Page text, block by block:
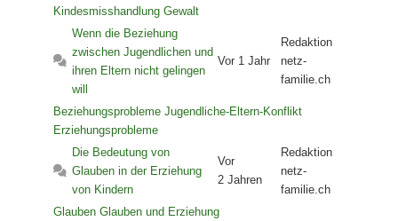
Kindesmisshandlung Gewalt
Wenn die Beziehung
zwischen Jugendlichen und
ihren Eltern nicht gelingen
will
Vor 1 Jahr
Redaktion
netz-
familie.ch
Beziehungsprobleme Jugendliche-Eltern-Konflikt
Erziehungsprobleme
Die Bedeutung von
Glauben in der Erziehung
von Kindern
Vor
2 Jahren
Redaktion
netz-
familie.ch
Glauben Glauben und Erziehung